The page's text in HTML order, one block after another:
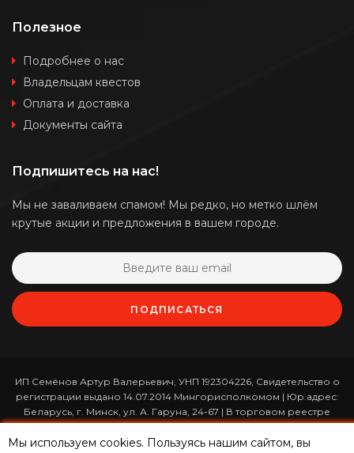
Полезное
Подробнее о нас
Владельцам квестов
Оплата и доставка
Документы сайта
Подпишитесь на нас!
Мы не заваливаем спамом! Мы редко, но метко шлём
крутые акции и предложения в вашем городе.
ПОДПИСАТЬСЯ
ИП Семёнов Артур Валерьевич, УНП 192304226, Свидетельство о
регистрации выдано 14.07.2014 Мингорисполкомом | Юр.адрес:
Беларусь, г. Минск, ул. А. Гаруна, 24-67 | В торговом реестре
зарегистрирован 26.01.2017 за номером 365820 | Режим работы:
ежедневно с 10:00 до 19:00 (приём заказов онлайн -
Мы используем cookies. Пользуясь нашим сайтом, вы